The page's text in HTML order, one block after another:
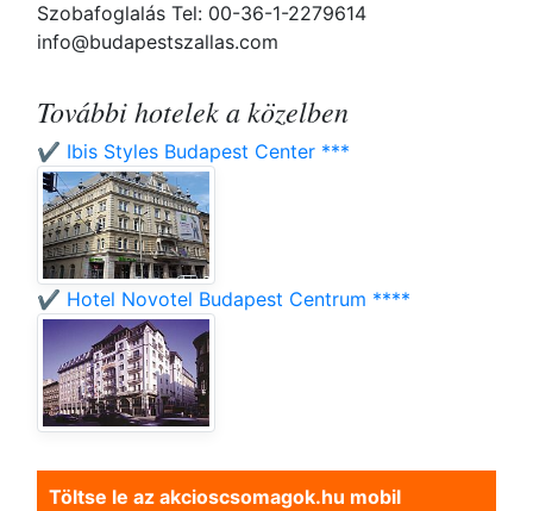
Szobafoglalás Tel: 00-36-1-2279614
info@budapestszallas.com
További hotelek a közelben
✔️ Ibis Styles Budapest Center ***
✔️ Hotel Novotel Budapest Centrum ****
Töltse le az akcioscsomagok.hu mobil